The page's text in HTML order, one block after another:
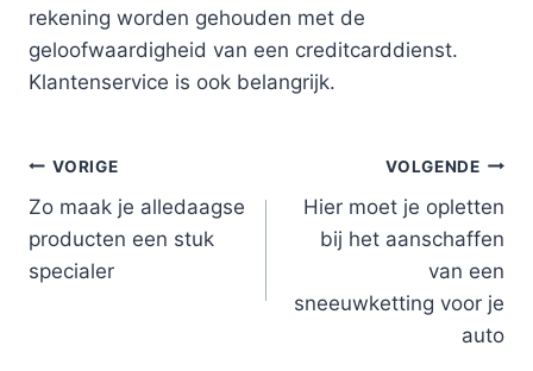
rekening worden gehouden met de
geloofwaardigheid van een creditcarddienst.
Klantenservice is ook belangrijk.
Bericht
navigatie
VORIGE
Zo maak je alledaagse
producten een stuk
specialer
VOLGENDE
Hier moet je opletten
bij het aanschaffen
van een
sneeuwketting voor je
auto